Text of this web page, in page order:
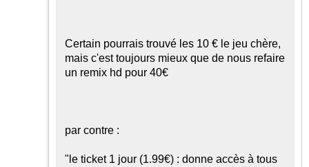
Certain pourrais trouvé les 10 € le jeu chère,
mais c'est toujours mieux que de nous refaire
un remix hd pour 40€
par contre :
"le ticket 1 jour (1.99€) : donne accès à tous